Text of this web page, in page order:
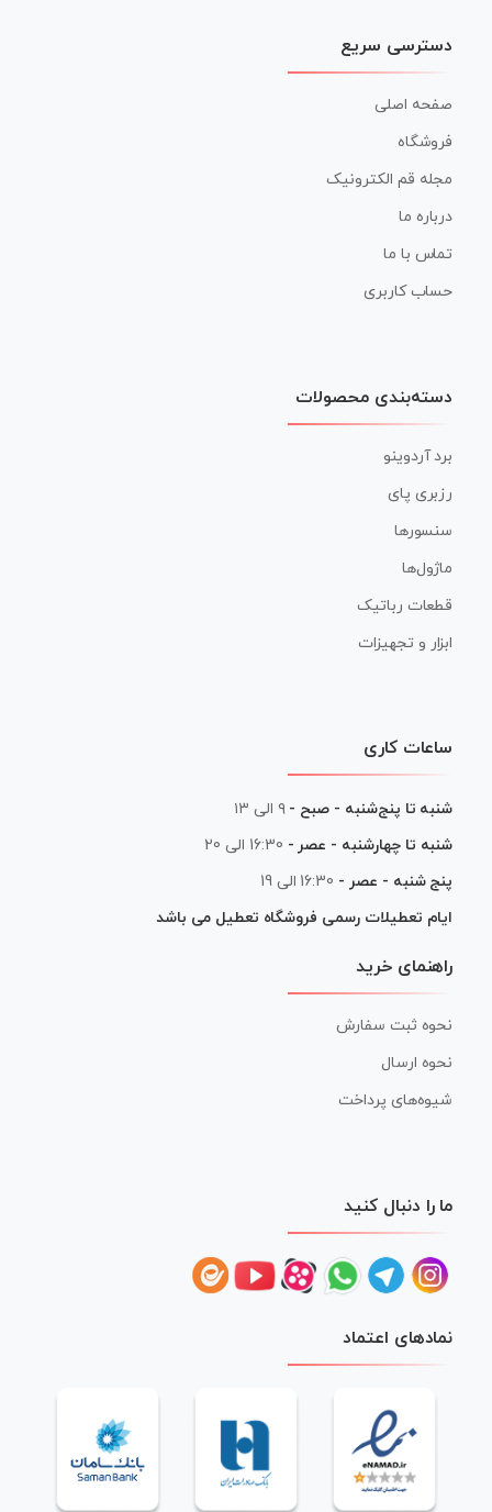
دسترسی سریع
صفحه اصلی
فروشگاه
مجله قم الکترونیک
درباره ما
تماس با ما
حساب کاربری
دسته‌بندی محصولات
برد آردوینو
رزبری پای
سنسورها
ماژول‌ها
قطعات رباتیک
ابزار و تجهیزات
ساعات کاری
شنبه تا پنج‌شنبه - صبح - ۹ الی ۱۳
شنبه تا چهارشنبه - عصر - 16:30 الی 20
پنج شنبه - عصر - 16:30 الی 19
ایام تعطیلات رسمی فروشگاه تعطیل می باشد
راهنمای خرید
نحوه ثبت سفارش
نحوه ارسال
شیوه‌های پرداخت
ما را دنبال کنید
نمادهای اعتماد